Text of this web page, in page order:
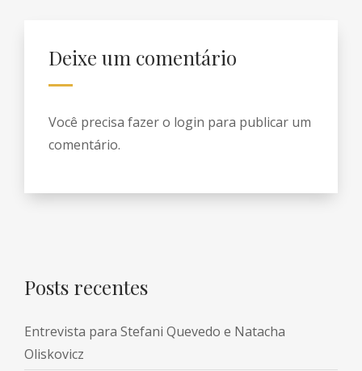
Deixe um comentário
Você precisa fazer o login para publicar um
comentário.
Posts recentes
Entrevista para Stefani Quevedo e Natacha
Oliskovicz